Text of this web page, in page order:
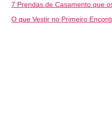
7 Prendas de Casamento que
O que Vestir no Primeiro